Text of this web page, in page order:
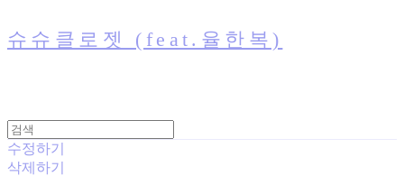
슈슈클로젯 (feat.율한복)
수정하기
삭제하기